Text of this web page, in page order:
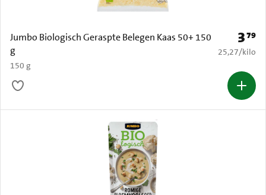
Jumbo Biologisch Geraspte Belegen Kaas 50+ 150
g
150 g
Prijs:
379
€ 25,27 per
25,27/kilo